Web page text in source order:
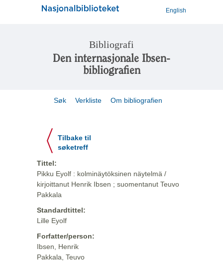
English
Bibliografi
Den internasjonale Ibsen-
bibliografien
Søk Verkliste Om bibliografien
Tilbake til
søketreff
Tittel:
Pikku Eyolf : kolminäytöksinen näytelmä /
kirjoittanut Henrik Ibsen ; suomentanut Teuvo
Pakkala
Standardtittel:
Lille Eyolf
Forfatter/person:
Ibsen, Henrik
Pakkala, Teuvo